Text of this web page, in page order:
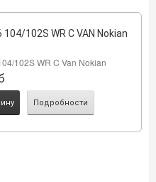
102S WR C VAN Nokian
102S WR C Van Nokian
Подробности